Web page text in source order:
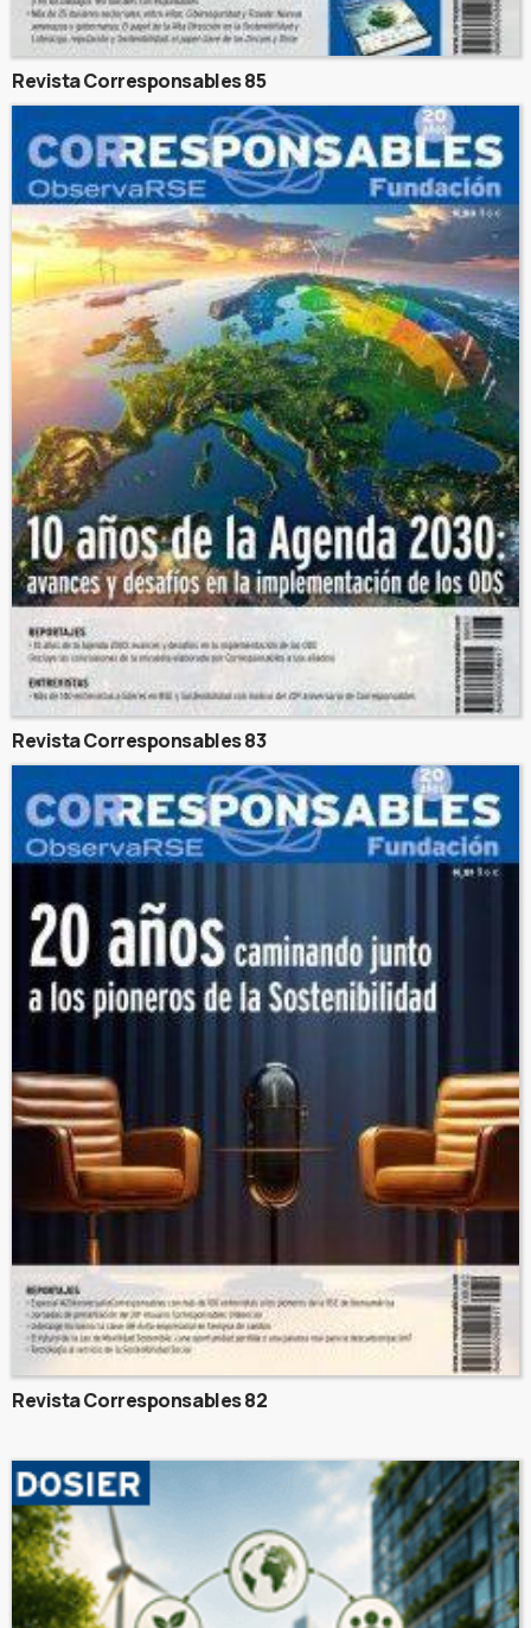
Revista Corresponsables 85
Revista Corresponsables 83
Revista Corresponsables 82